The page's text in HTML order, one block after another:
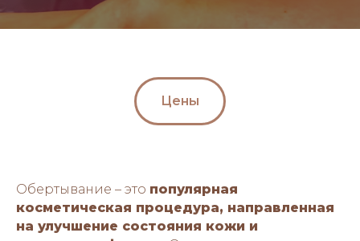
Цены
Обертывание – это популярная
косметическая процедура, направленная
на улучшение состояния кожи и